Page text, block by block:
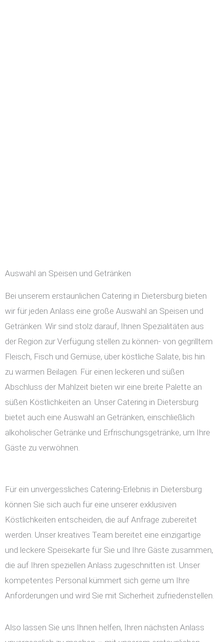
Auswahl an Speisen und Getränken
Bei unserem erstaunlichen Catering in Dietersburg bieten
wir für jeden Anlass eine große Auswahl an Speisen und
Getränken. Wir sind stolz darauf, Ihnen Spezialitäten aus
der Region zur Verfügung stellen zu können- von gegrilltem
Fleisch, Fisch und Gemüse, über köstliche Salate, bis hin
zu warmen Beilagen. Für einen leckeren und süßen
Abschluss der Mahlzeit bieten wir eine breite Palette an
süßen Köstlichkeiten an. Unser Catering in Dietersburg
bietet auch eine Auswahl an Getränken, einschließlich
alkoholischer Getränke und Erfrischungsgetränke, um Ihre
Gäste zu verwöhnen.
Für ein unvergessliches Catering-Erlebnis in Dietersburg
können Sie sich auch für eine unserer exklusiven
Köstlichkeiten entscheiden, die auf Anfrage zubereitet
werden. Unser kreatives Team bereitet eine einzigartige
und leckere Speisekarte für Sie und Ihre Gäste zusammen,
die auf Ihren speziellen Anlass zugeschnitten ist. Unser
kompetentes Personal kümmert sich gerne um Ihre
Anforderungen und wird Sie mit Sicherheit zufriedenstellen.
Also lassen Sie uns Ihnen helfen, Ihren nächsten Anlass